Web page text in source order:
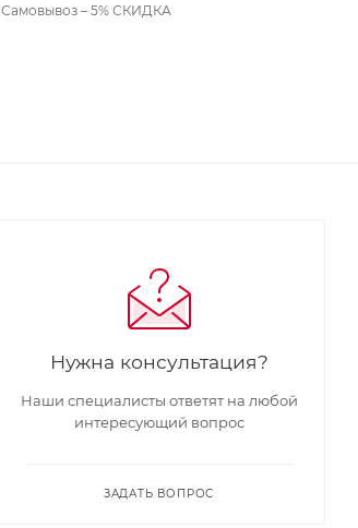
Самовывоз – 5% СКИДКА
Нужна консультация?
Наши специалисты ответят на любой
интересующий вопрос
ЗАДАТЬ ВОПРОС